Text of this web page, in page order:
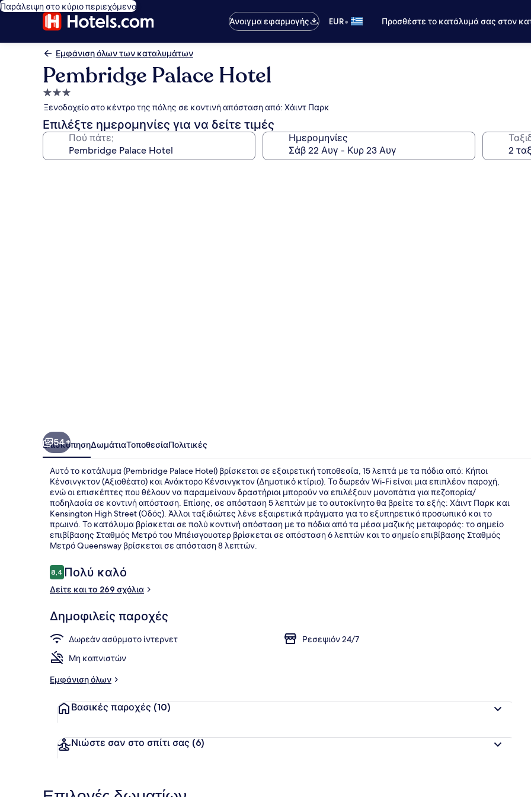
Παράλειψη στο κύριο περιεχόμενο
Άνοιγμα εφαρμογής
EUR• Προσθέστε το κατάλυμά σας στον
Εμφάνιση όλων των καταλυμάτων
Pembridge Palace Hotel
Κατάλυμα
με
3.0
αστέρια
Ξενοδοχείο στο κέντρο της πόλης σε κοντινή απόσταση από: Χάιντ Παρκ
Επιλέξτε ημερομηνίες για να δείτε τιμές
Πού πάτε; Ημερομηνίες
Εστιατόριο
54+
ΕπισκόπησηΔωμάτιαΤοποθεσίαΠολιτικές
Αυτό το κατάλυμα (Pembridge Palace Hotel) βρίσκεται σε εξαιρετική τοποθεσία, 15 λεπτά με τα πόδια από: Κήποι
Κένσινγκτον (Αξιοθέατο) και Ανάκτορο Κένσινγκτον (Δημοτικό κτίριο). Το δωρεάν Wi-Fi είναι μια επιπλέον παροχή,
ενώ οι επισκέπτες που θέλουν να παραμείνουν δραστήριοι μπορούν να επιλέξουν μονοπάτια για πεζοπορία/
ποδηλασία σε κοντινή απόσταση. Επίσης, σε απόσταση 5 λεπτών με το αυτοκίνητο θα βρείτε τα εξής: Χάιντ Παρκ και
Kensington High Street (Οδός). Άλλοι ταξιδιώτες λένε εξαιρετικά πράγματα για το εξυπηρετικό προσωπικό και το
πρωινό. Το κατάλυμα βρίσκεται σε πολύ κοντινή απόσταση με τα πόδια από τα μέσα μαζικής μεταφοράς: το σημείο
επιβίβασης Σταθμός Μετρό του Μπέισγουοτερ βρίσκεται σε απόσταση 6 λεπτών και το σημείο επιβίβασης Σταθμός
Μετρό Queensway βρίσκεται σε απόσταση 8 λεπτών.
Σχόλια
8,48,4 στα 10
Πολύ καλό
Δείτε και τα 269 σχόλια
Δημοφιλείς παροχές
Δωρεάν ασύρματο ίντερνετ
Ρεσεψιόν 24/7
Μη καπνιστών
Εμφάνιση όλων
Βασικές παροχές (10)
Νιώστε σαν στο σπίτι σας (6)